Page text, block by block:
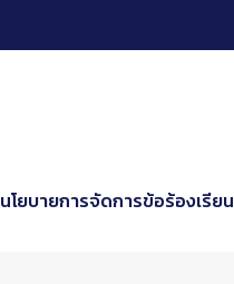
นโยบายการจัดการข้อร้องเรียน